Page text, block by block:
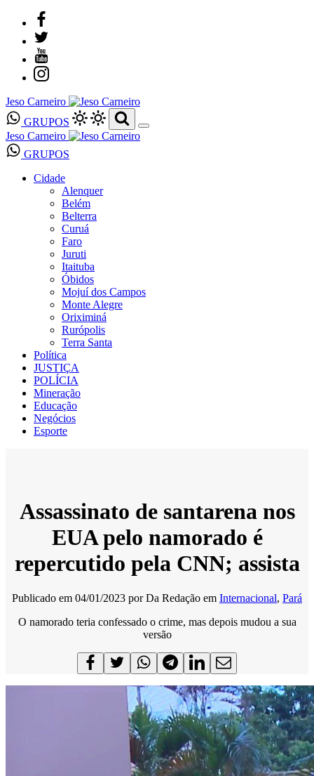
Jeso Carneiro
GRUPOS
Jeso Carneiro
GRUPOS
Cidade
Alenquer
Belém
Belterra
Curuá
Faro
Juruti
Itaituba
Óbidos
Mojuí dos Campos
Monte Alegre
Oriximiná
Rurópolis
Terra Santa
Política
JUSTIÇA
POLÍCIA
Mineração
Educação
Negócios
Esporte
Assassinato de santarena nos
EUA pelo namorado é
repercutido pela CNN; assista
Publicado em 04/01/2023 porDa Redação em Internacional, Pará
O namorado teria confessado o crime, mas depois mudou a sua
versão